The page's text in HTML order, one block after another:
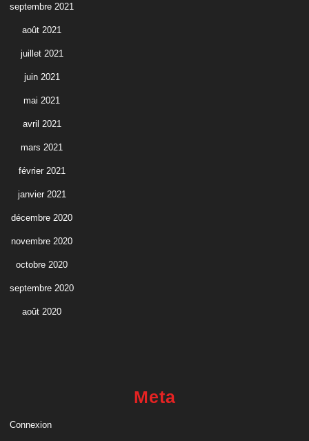
septembre 2021
août 2021
juillet 2021
juin 2021
mai 2021
avril 2021
mars 2021
février 2021
janvier 2021
décembre 2020
novembre 2020
octobre 2020
septembre 2020
août 2020
Meta
Connexion